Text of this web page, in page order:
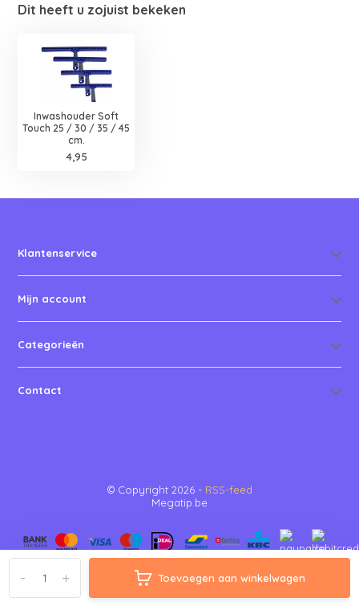
+
- Toevoegen aan winkelwagen
Dit heeft u zojuist bekeken
Inwashouder Soft
Touch 25 / 30 / 35 / 45
cm.
4,95
Klantenservice
Mijn account
Categorieën
Contact
© Copyright 2026 - RSS-feed
Megatip.be